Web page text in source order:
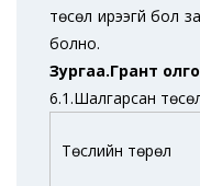
төсөл ирээгүй бол
болно.
Зургаа.Грант
6.1.Шалгарсан
Төслийн төрөл